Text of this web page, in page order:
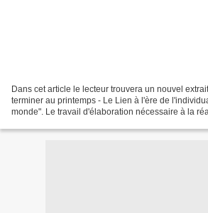
Dans cet article le lecteur trouvera un nouvel
terminer au printemps - Le Lien à l'ère de
monde". Le travail d'élaboration nécessaire à la